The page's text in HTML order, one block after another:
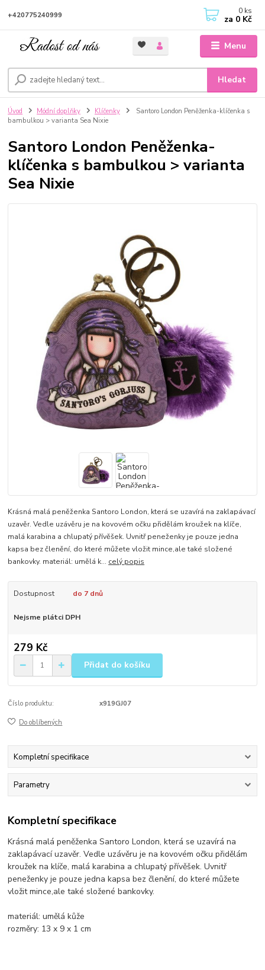
Menu
Hledat
+420775240999 0 ks
za 0 Kč
Úvod Módní doplňky Klíčenky
Santoro London Peněženka-klíčenka s
bambulkou > varianta Sea Nixie
Santoro London Peněženka-
klíčenka s bambulkou > varianta
Sea Nixie
Krásná malá peněženka Santoro London, která se uzavírá na zaklapávací
uzavěr. Vedle uzávěru je na kovovém očku přidělám kroužek na klíče,
malá karabina a chlupatý přívěšek. Uvnitř peneženky je pouze jedna
kapsa bez členění, do které můžete vložit mince,ale také složené
bankovky. materiál: umělá k... celý popis
Dostupnost do 7 dnů
Nejsme plátci DPH
279 Kč
Přidat do košíku
Číslo produktu: x919GJ07
Do oblíbených
Kompletní specifikace
Parametry
Kompletní specifikace
Krásná malá peněženka Santoro London, která se uzavírá na
zaklapávací uzavěr. Vedle uzávěru je na kovovém očku přidělám
kroužek na klíče, malá karabina a chlupatý přívěšek. Uvnitř
peneženky je pouze jedna kapsa bez členění, do které můžete
vložit mince,ale také složené bankovky.
materiál: umělá kůže
rozměry: 13 x 9 x 1 cm